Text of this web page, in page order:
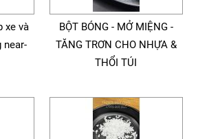
xe và
near-
BỘT BÓNG - MỞ MIỆNG -
TĂNG TRƠN CHO NHỰA &
THỔI TÚI